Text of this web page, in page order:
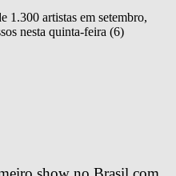
1.300 artistas em setembro,
nesta quinta-feira (6)